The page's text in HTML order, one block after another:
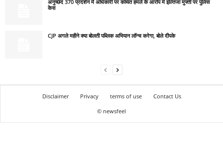
अनुच्छेद 370 प्रदर्शन में अधिकारी पर कथित हमले के आरोप में इल्तिजा मुफ्ती पर पुलिस
केस
CJP अगले महीने क्या बोलती पब्लिक अभियान लॉन्च करेगा, बोले दीपके
Disclaimer Privacy terms of use
Contact Us
© newsfeel